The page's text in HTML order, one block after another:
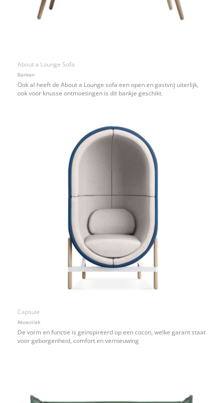
About a Lounge Sofa
Banken
Ook al heeft de About a Lounge sofa een open en gastvrij uiterlijk,
ook voor knusse ontmoetingen is dit bankje geschikt.
Capsule
Akoestiek
De vorm en functie is geïnspireerd op een cocon, welke garant staat
voor geborgenheid, comfort en vernieuwing